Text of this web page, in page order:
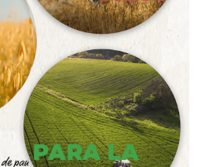
PARA LA